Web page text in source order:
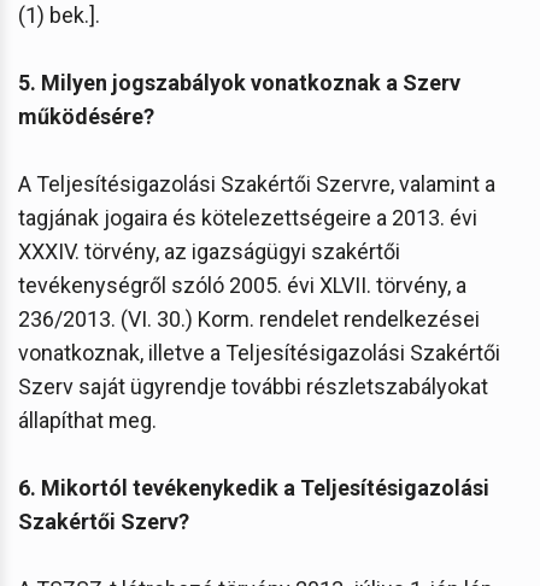
(1) bek.].
5. Milyen jogszabályok vonatkoznak a Szerv
működésére?
A Teljesítésigazolási Szakértői Szervre, valamint a
tagjának jogaira és kötelezettségeire a 2013. évi
XXXIV. törvény, az igazságügyi szakértői
tevékenységről szóló 2005. évi XLVII. törvény, a
236/2013. (VI. 30.) Korm. rendelet rendelkezései
vonatkoznak, illetve a Teljesítésigazolási Szakértői
Szerv saját ügyrendje további részletszabályokat
állapíthat meg.
6. Mikortól tevékenykedik a Teljesítésigazolási
Szakértői Szerv?